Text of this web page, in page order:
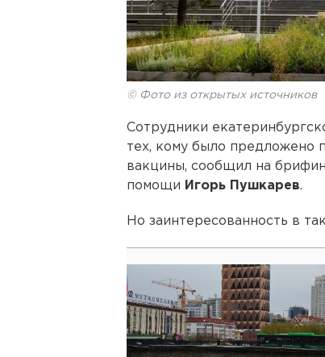
© Фото из открытых источников
Сотрудники
тех, кому было предложено
вакцины, сообщил на
помощи Игорь Пушкарев.
Но заинтересованность в